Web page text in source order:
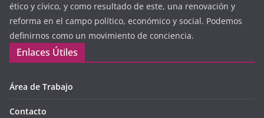
ético y cívico, y como resultado de este, una renovación y
reforma en el campo político, económico y social. Podemos
definirnos como un movimiento de conciencia.
Enlaces Útiles
Área de Trabajo
Contacto